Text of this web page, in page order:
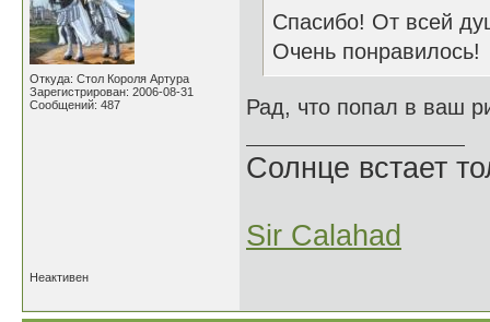
Откуда: Стол Короля Артура
Зарегистрирован: 2006-08-31
Сообщений: 487
Спасибо! От всей
Очень понравилось!
Рад, что попал в ваш
Солнце встает
Sir Calahad
Неактивен